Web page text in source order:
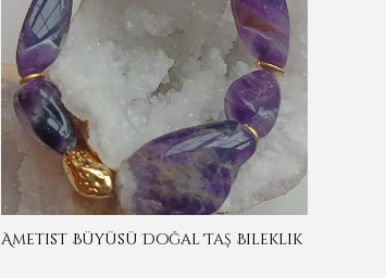
Ametist Büyüsü Doğal Taş Bileklik